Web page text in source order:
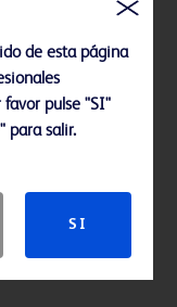
de esta página
favor pulse "SI"
para salir.
SI